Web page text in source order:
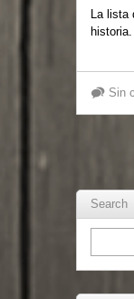
La
historia.
Sin
Search